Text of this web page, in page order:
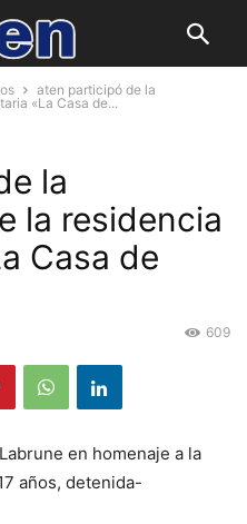
aten participó de la
«La Casa de...
la
la residencia
Casa de
609
en homenaje a la
años, detenida-